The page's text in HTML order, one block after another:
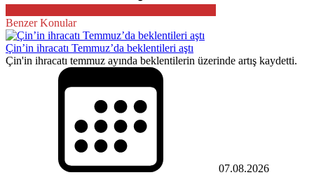
Benzer Konular
Çin’in ihracatı Temmuz’da beklentileri aştı
Çin'in ihracatı temmuz ayında beklentilerin üzerinde artış kaydetti.
07.08.2026